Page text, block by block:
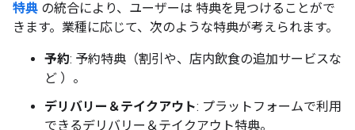
特典 の統合により、ユーザーは 特典を見つけることがで
きます。業種に応じて、次のような特典が考えられます。
予約: 予約特典（割引や、店内飲食の追加サービスな
ど ）。
デリバリー＆テイクアウト: プラットフォームで利用
できるデリバリー＆テイクアウト特典。